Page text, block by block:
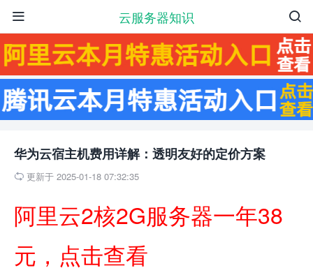
云服务器知识 

华为云宿主机费用详解：透明友好的定价方案
 更新于 2025-01-18 07:32:35
阿里云2核2G服务器一年38
元，点击查看